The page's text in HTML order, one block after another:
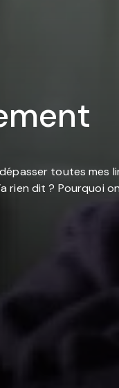
toutes mes
rien dit ? Pourquoi